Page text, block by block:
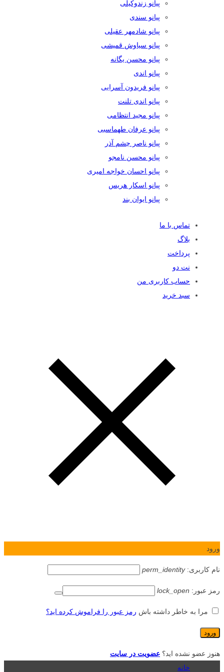
پیانو زندوکیلی
پیانو سندی
پیانو شادمهر عقیلی
پیانو سیاوش قمیشی
پیانو محسن یگانه
پیانو اندی
پیانو فریدون آسرایی
پیانو اندی تلنت
پیانو مجید انتظامی
پیانو عرفان طهماسبی
پیانو ناصر چشم آذر
پیانو محسن نامجو
پیانو احسان خواجه امیری
پیانو اسکار هریس
پیانو ایوان بند
تماس با ما
بلاگ
پرداخت
نت دو
حساب کاربری من
سبد خرید
ورود
نام کاربری:perm_identity
رمز عبور: lock_open
مرا به خاطر داشته باش رمز عبور را فراموش کرده اید؟
هنوز عضو نشده اید؟ عضویت در سایت
خانه